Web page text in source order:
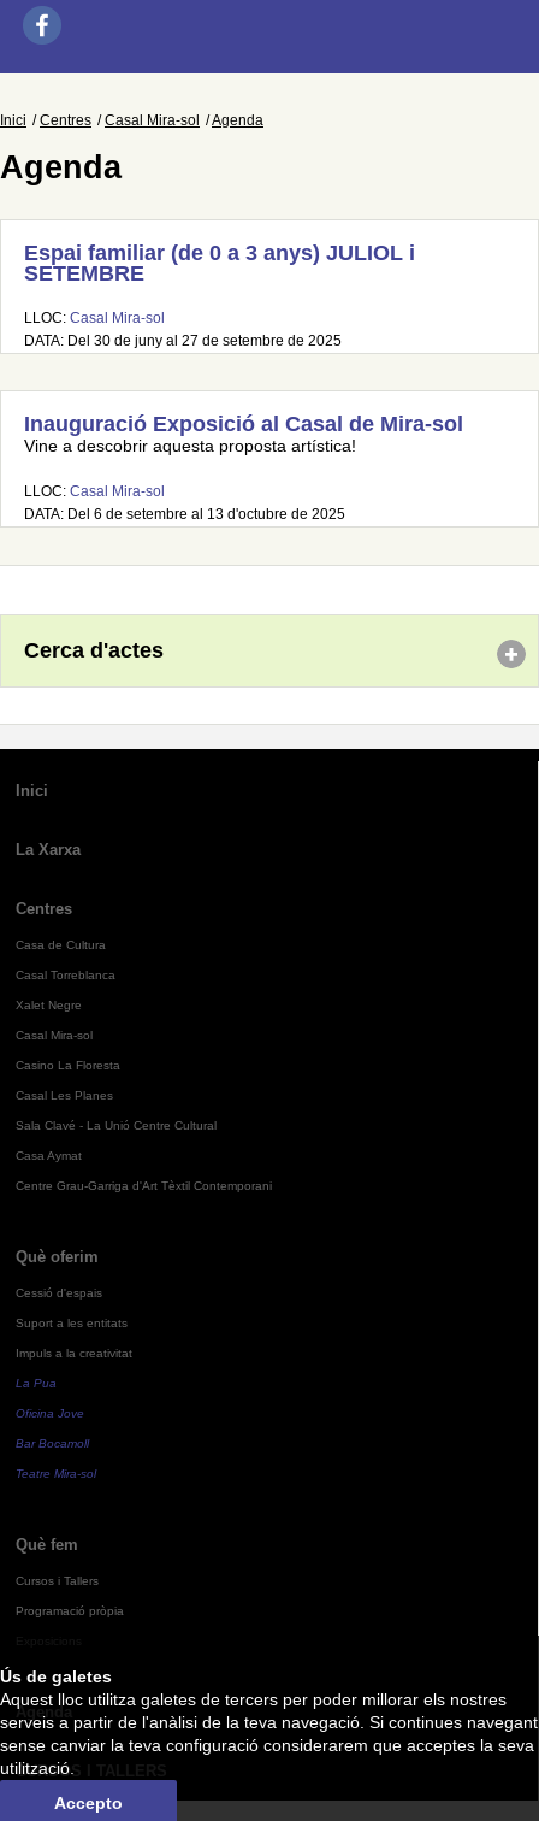
Ús de galetes
Aquest lloc utilitza galetes de tercers per poder millorar els nostres
serveis a partir de l'anàlisi de la teva navegació. Si continues navegant
sense canviar la teva configuració considerarem que acceptes la seva
utilització.
Accepto
Inici Centres Casal Mira-sol Agenda
Agenda
Espai familiar (de 0 a 3 anys) JULIOL i
SETEMBRE
LLOC: Casal Mira-sol
DATA: Del 30 de juny al 27 de setembre de 2025
Inauguració Exposició al Casal de Mira-sol
Vine a descobrir aquesta proposta artística!
LLOC: Casal Mira-sol
DATA: Del 6 de setembre al 13 d'octubre de 2025
Cerca d'actes
Inici
La Xarxa
Centres
Casa de Cultura
Casal Torreblanca
Xalet Negre
Casal Mira-sol
Casino La Floresta
Casal Les Planes
Sala Clavé - La Unió Centre Cultural
Casa Aymat
Centre Grau-Garriga d'Art Tèxtil Contemporani
Què oferim
Cessió d'espais
Suport a les entitats
Impuls a la creativitat
La Pua
Oficina Jove
Bar Bocamoll
Teatre Mira-sol
Què fem
Cursos i Tallers
Programació pròpia
Agenda
CURSOS I TALLERS